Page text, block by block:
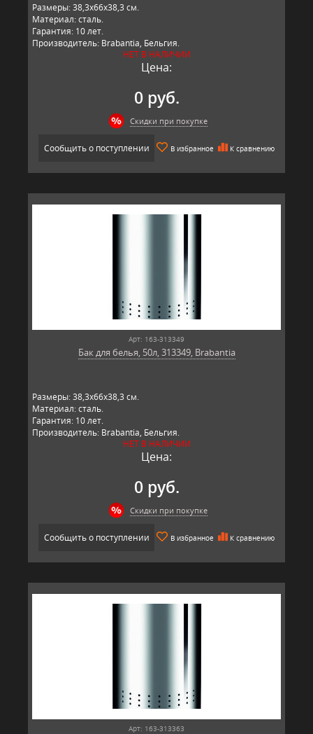
Размеры: 38,3х66х38,3 см.
Материал: сталь.
Гарантия: 10 лет.
Производитель: Brabantia, Бельгия.
НЕТ В НАЛИЧИИ
Цена:
0 руб.
Скидки при покупке
Сообщить о поступлении В избранное К сравнению
Арт: 163-313349
Бак для белья, 50л, 313349, Brabantia
Размеры: 38,3х66х38,3 см.
Материал: сталь.
Гарантия: 10 лет.
Производитель: Brabantia, Бельгия.
НЕТ В НАЛИЧИИ
Цена:
0 руб.
Скидки при покупке
Сообщить о поступлении В избранное К сравнению
Арт: 163-313363